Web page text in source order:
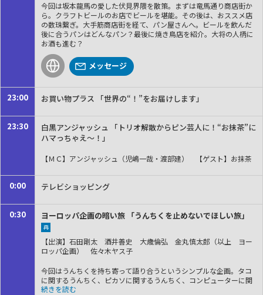
今回は坂本龍馬の愛した伏見界隈を散策。まずは竜馬通り商店街か
ら。クラフトビールのお店でビールを堪能。その後は、おススメ店
の数珠繋ぎ。大手筋商店街を経て、パン屋さんへ。ビールを飲んだ
後に合うパンはどんなパン？最後に焼き鳥店を紹介。大将の人柄に
お酒も進む？
メッセージ
23:00 お買い物プラス 「世界の“！”をお届けします」
23:30
白黒アンジャッシュ 「トリオ解散からピン芸人に！“お抹茶”に
ハマっちゃえ～！」
【ＭＣ】アンジャッシュ（児嶋一哉・渡部建） 【ゲスト】お抹茶
0:00 テレビショッピング
0:30 ヨーロッパ企画の暗い旅 「うんちくを止めないでほしい旅」
再
【出演】石田剛太 酒井善史 大歳倫弘 金丸慎太郎（以上 ヨー
ロッパ企画） 佐々木ヤス子
今回はうんちくを持ち寄って語り合うというシンプルな企画。タコ
に関するうんちく、ピカソに関するうんちく、コンピューターに関
するうんちくなど様々なジャンルのうんちくが飛び出す。しかし、